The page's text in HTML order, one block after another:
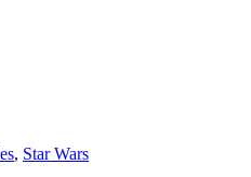
, Star Wars